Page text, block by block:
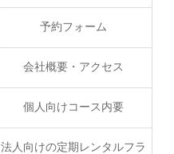
ス
予約フォーム
会社概要・アクセス
個人向けコース内要
法人向けの定期レンタルフラ